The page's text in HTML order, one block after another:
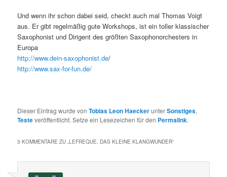
Und wenn ihr schon dabei seid, checkt auch mal Thomas Voigt
aus. Er gibt regelmäßig gute Workshops, ist ein toller klassischer
Saxophonist und Dirigent des größten Saxophonorchesters in
Europa
http://www.dein-saxophonist.de/
http://www.sax-for-fun.de/
Dieser Eintrag wurde vonTobias Leon HaeckerunterSonstiges,
Testeveröffentlicht. Setze ein Lesezeichen für den Permalink.
3 KOMMENTARE ZU „LEFREQUE, DAS KLEINE KLANGWUNDER“